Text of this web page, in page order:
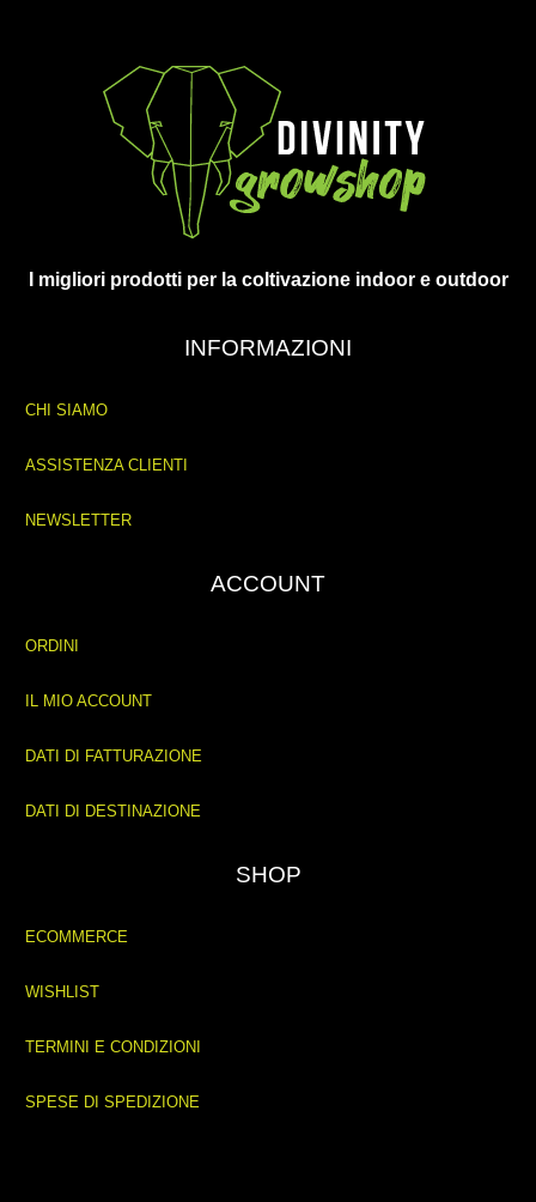
I migliori prodotti per la coltivazione indoor e outdoor
INFORMAZIONI
CHI SIAMO
ASSISTENZA CLIENTI
NEWSLETTER
ACCOUNT
ORDINI
IL MIO ACCOUNT
DATI DI FATTURAZIONE
DATI DI DESTINAZIONE
SHOP
ECOMMERCE
WISHLIST
TERMINI E CONDIZIONI
SPESE DI SPEDIZIONE